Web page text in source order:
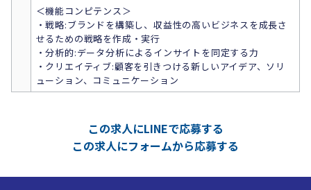
＜機能コンピテンス＞
・戦略:ブランドを構築し、収益性の高いビジネスを成長さ
せるための戦略を作成・実行
・分析的:データ分析によるインサイトを同定する力
・クリエイティブ:顧客を引きつける新しいアイデア、ソリ
ューション、コミュニケーション
この求人にLINEで応募する
この求人にフォームから応募する